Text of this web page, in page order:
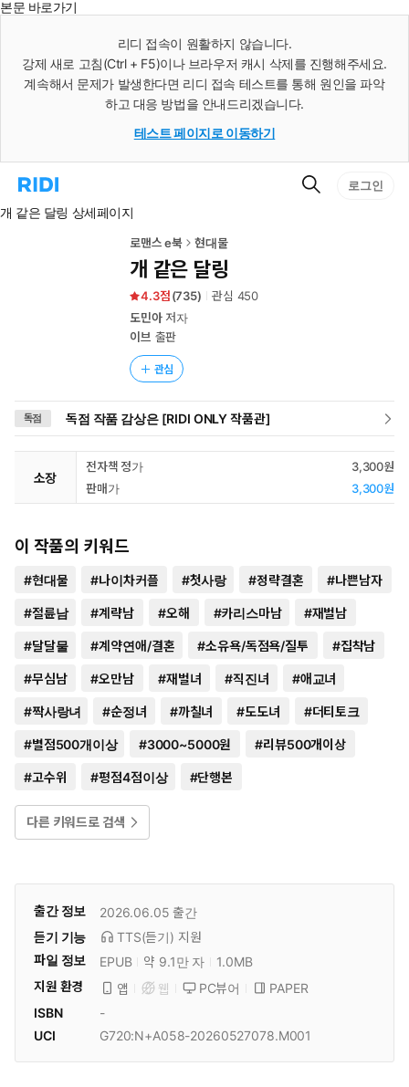
본문 바로가기
리디 접속이 원활하지 않습니다.
강제 새로 고침(Ctrl + F5)이나 브라우저 캐시 삭제를 진행해주세요.
계속해서 문제가 발생한다면 리디 접속 테스트를 통해 원인을 파악
하고 대응 방법을 안내드리겠습니다.
테스트 페이지로 이동하기
리
홈
검
로그인
개 같은 달링 상세페이지
로맨스 e북 현대물
개 같은 달링
4.3 (735) 관심 450
도민아저자
이브 출판
관심
독점 독점 작품 감상은 [RIDI ONLY 작품관]
소장
전자책 정가
3,300원
판매가
3,300원
이 작품의 키워드
#현대물 #나이차커플 #첫사랑 #정략결혼 #나쁜남자
#절륜남 #계략남 #오해 #카리스마남 #재벌남
#달달물 #계약연애/결혼 #소유욕/독점욕/질투 #집착남
#무심남 #오만남 #재벌녀 #직진녀 #애교녀
#짝사랑녀 #순정녀 #까칠녀 #도도녀 #더티토크
#별점500개이상 #3000~5000원 #리뷰500개이상
#고수위 #평점4점이상 #단행본
다른 키워드로 검색
출간 정보 2026.06.05 출간
듣기 기능
TTS(듣기) 지원
파일 정보
EPUB 약 9.1만 자
1.0MB
지원 환경
앱 웹 PC뷰어
PAPER
ISBN
-
UCI
G720:N+A058-20260527078.M001